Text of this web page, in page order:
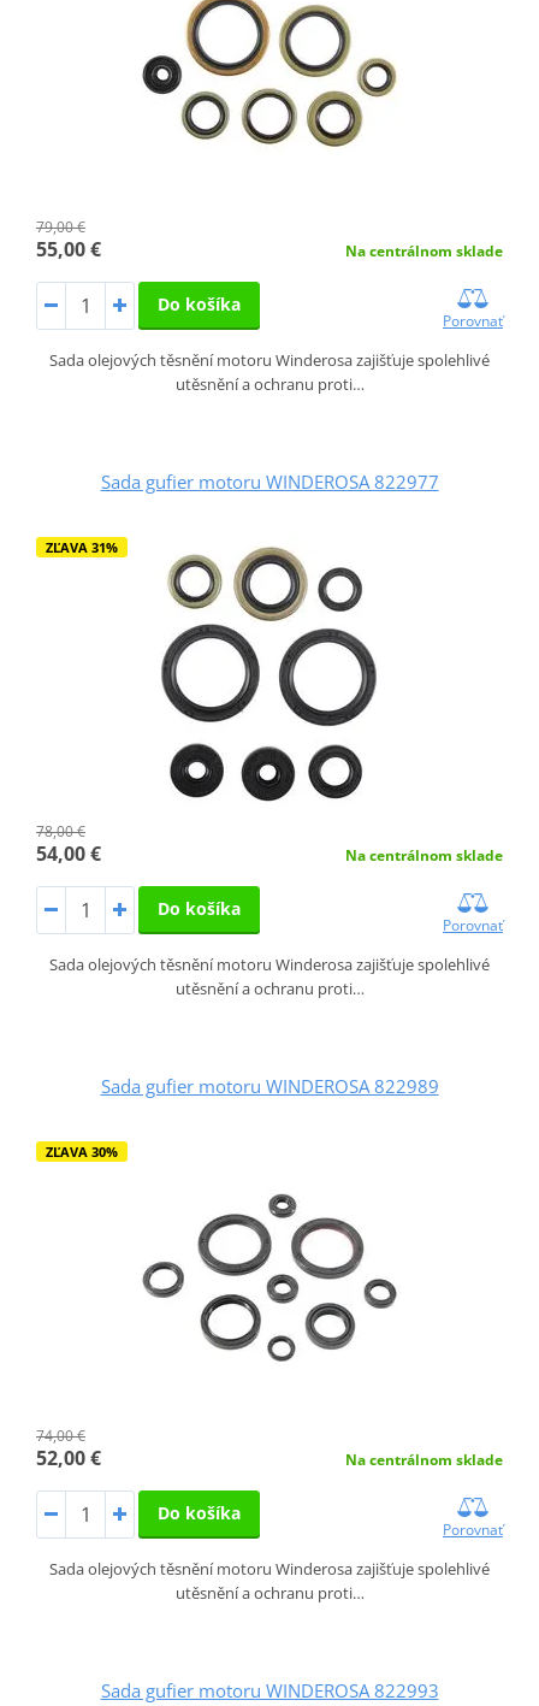
79,00 €
55,00 € Na centrálnom sklade
Do košíka
Porovnať
Sada olejových těsnění motoru Winderosa zajišťuje spolehlivé
utěsnění a ochranu proti…
Sada gufier motoru WINDEROSA 822977
ZĽAVA 31%
78,00 €
54,00 € Na centrálnom sklade
Do košíka
Porovnať
Sada olejových těsnění motoru Winderosa zajišťuje spolehlivé
utěsnění a ochranu proti…
Sada gufier motoru WINDEROSA 822989
ZĽAVA 30%
74,00 €
52,00 € Na centrálnom sklade
Do košíka
Porovnať
Sada olejových těsnění motoru Winderosa zajišťuje spolehlivé
utěsnění a ochranu proti…
Sada gufier motoru WINDEROSA 822993